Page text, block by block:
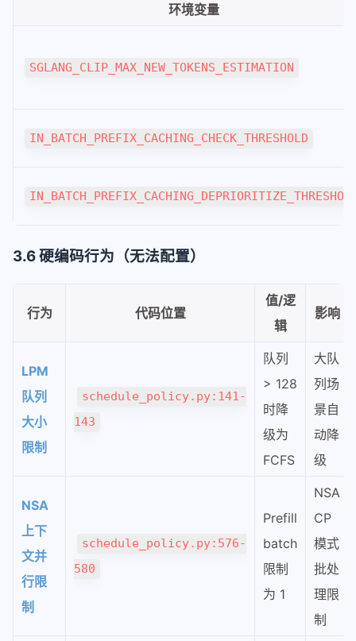
环境变量
SGLANG_CLIP_MAX_NEW_TOKENS_ESTIMATION
IN_BATCH_PREFIX_CACHING_CHECK_THRESHOLD
3.6 硬编码行为（无法配置）
行为 代码位置
值/逻
辑
影响
LPM
队列
大小
限制
schedule_policy.py:141-
143
队列
> 128
时降
级为
FCFS
大队
列场
景自
动降
级
NSA
上下
文并
行限
制
schedule_policy.py:576-
580
Prefill
batch
限制
为 1
NSA
CP
模式
批处
理限
制